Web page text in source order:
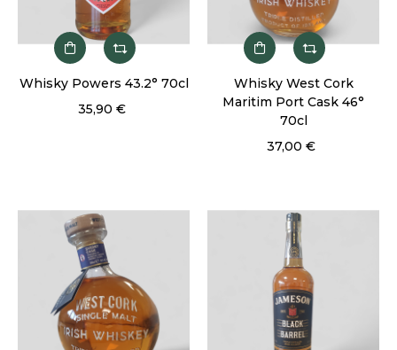
Whisky Powers 43.2° 70cl
35,90 €
Whisky West Cork
Maritim Port Cask 46°
70cl
37,00 €